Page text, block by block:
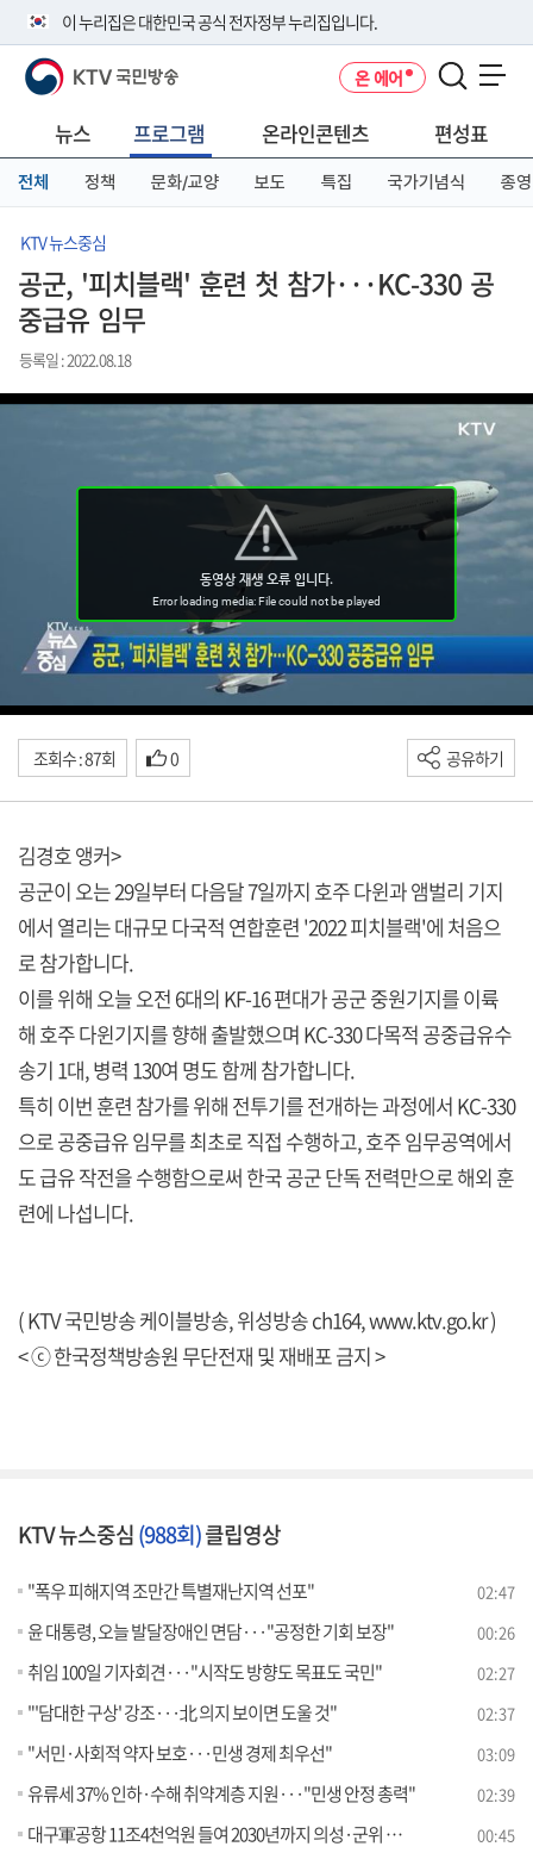
이 누리집은 대한민국 공식 전자정부 누리집입니다.
공식 누리집 주소 확인하기
니다.
이밖에 or.kr 또는 .kr등 다른 도메인 주소를 사용하고 있다면 아래 URL에
서 도메인 주소를 확인해 보세요
KTV 국민방송 온 에어
뉴스 프로그램 온라인콘텐츠 편성표
전체 정책 문화/교양 보도 특집 국가기념식 종영
KTV 뉴스중심
공군, '피치블랙' 훈련 첫 참가···KC-330 공
중급유 임무
등록일 : 2022.08.18
조회수 : 87회 0 공유하기
김경호 앵커>
공군이 오는 29일부터 다음달 7일까지 호주 다윈과 앰벌리 기지
에서 열리는 대규모 다국적 연합훈련 '2022 피치블랙'에 처음으
로 참가합니다.
이를 위해 오늘 오전 6대의 KF-16 편대가 공군 중원기지를 이륙
해 호주 다윈기지를 향해 출발했으며 KC-330 다목적 공중급유수
송기 1대, 병력 130여 명도 함께 참가합니다.
특히 이번 훈련 참가를 위해 전투기를 전개하는 과정에서 KC-330
으로 공중급유 임무를 최초로 직접 수행하고, 호주 임무공역에서
도 급유 작전을 수행함으로써 한국 공군 단독 전력만으로 해외 훈
련에 나섭니다.
( KTV 국민방송 케이블방송, 위성방송 ch164,www.ktv.go.kr)
< ⓒ 한국정책방송원 무단전재 및 재배포 금지 >
KTV 뉴스중심(988회)클립영상
"폭우 피해지역 조만간 특별재난지역 선포" 02:47
윤 대통령, 오늘 발달장애인 면담···"공정한 기회 보장" 00:26
취임 100일 기자회견···"시작도 방향도 목표도 국민" 02:27
"'담대한 구상' 강조···北 의지 보이면 도울 것" 02:37
"서민·사회적 약자 보호···민생 경제 최우선" 03:09
유류세 37% 인하·수해 취약계층 지원···"민생 안정 총력" 02:39
대구軍공항 11조4천억원 들여 2030년까지 의성·군위 이전 00:45